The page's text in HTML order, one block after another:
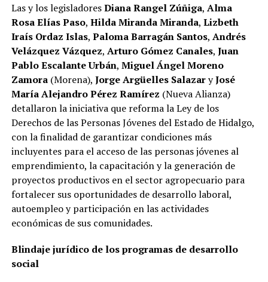
Las y los legisladoresDiana Rangel Zúñiga, Alma
Rosa Elías Paso, Hilda Miranda Miranda, Lizbeth
Iraís Ordaz Islas, Paloma Barragán Santos, Andrés
Velázquez Vázquez, Arturo Gómez Canales, Juan
Pablo Escalante Urbán, Miguel Ángel Moreno
Zamora(Morena), Jorge Argüelles SalazaryJosé
María Alejandro Pérez Ramírez (Nueva Alianza)
detallaron la iniciativa que reforma la Ley de los
Derechos de las Personas Jóvenes del Estado de Hidalgo,
con la finalidad de garantizar condiciones más
incluyentes para el acceso de las personas jóvenes al
emprendimiento, la capacitación y la generación de
proyectos productivos en el sector agropecuario para
fortalecer sus oportunidades de desarrollo laboral,
autoempleo y participación en las actividades
económicas de sus comunidades.
Blindaje jurídico de los programas de desarrollo
social